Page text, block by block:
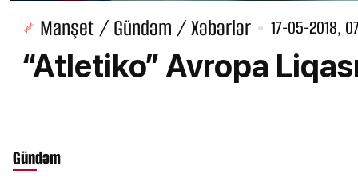
Manşet / Gündəm / Xəbərlər 17-05-2018,
“Atletiko” Avropa
Gündəm